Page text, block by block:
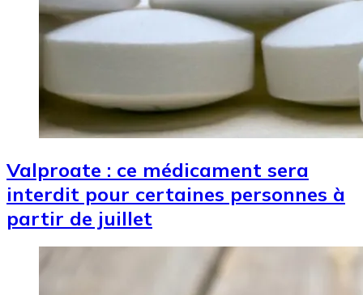
Valproate : ce médicament sera
interdit pour certaines personnes à
partir de juillet